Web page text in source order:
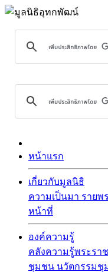
หน้าแรก
เกี่ยวกับมูลนิธิ
ความเป็นมา รายพ
หน้าที่
องค์ความรู้
คลังความรู้พระรา
ชุมชน นวัตกรรมชุ